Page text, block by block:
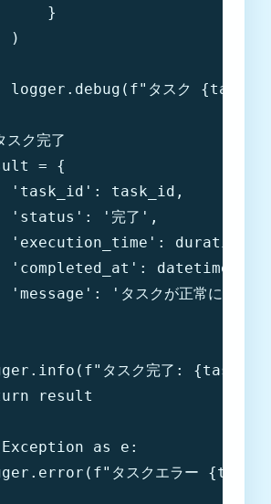
}
)
logger.debug(f"タスク
ク完了
= {
'task_id': task_id,
'status': '完了',
'execution_time': duration,
'completed_at':
'タスクが正常に完了し
タスク完了:
result
as e:
タスクエラー